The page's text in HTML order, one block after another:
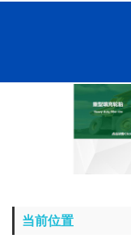
当前位置